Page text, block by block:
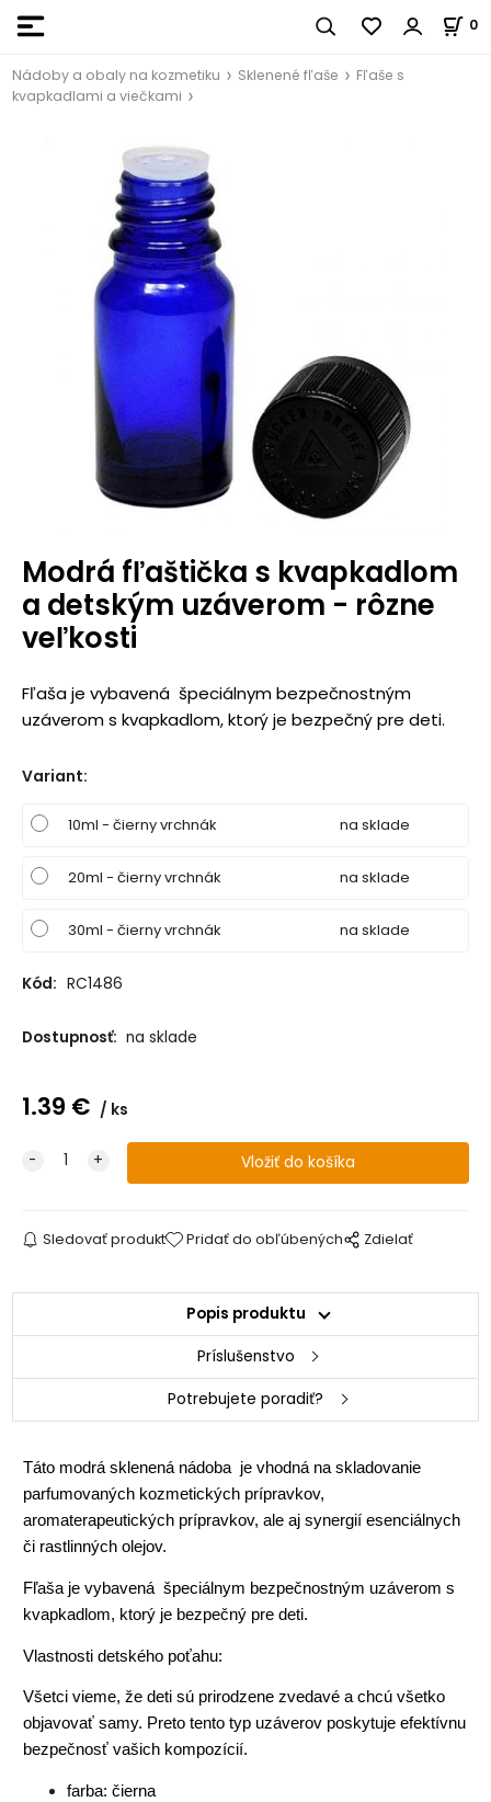
0
Nádoby a obaly na kozmetiku Sklenené fľaše
Fľaše s
kvapkadlami a viečkami
Modrá fľaštička s kvapkadlom
a detským uzáverom - rôzne
veľkosti
Fľaša je vybavená špeciálnym bezpečnostným
uzáverom s kvapkadlom, ktorý je bezpečný pre deti.
Variant:
10ml - čierny vrchnák na sklade
20ml - čierny vrchnák na sklade
30ml - čierny vrchnák na sklade
Kód: RC1486
Dostupnosť: na sklade
1.39 € ks
Sledovať produkt Pridať do obľúbených Zdielať
Popis produktu
Príslušenstvo
Potrebujete poradiť?
Táto modrá sklenená nádoba je vhodná na skladovanie
parfumovaných kozmetických prípravkov,
aromaterapeutických prípravkov, ale aj synergií esenciálnych
či rastlinných olejov.
Fľaša je vybavená špeciálnym bezpečnostným uzáverom s
kvapkadlom, ktorý je bezpečný pre deti.
Vlastnosti detského poťahu:
Všetci vieme, že deti sú prirodzene zvedavé a chcú všetko
objavovať samy. Preto tento typ uzáverov poskytuje efektívnu
bezpečnosť vašich kompozícií.
farba: čierna